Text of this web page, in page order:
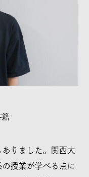
籍
りました。関西大
授業が学べる点に